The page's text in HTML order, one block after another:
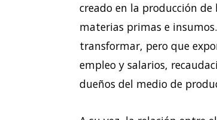
creado en la producción
materias primas e
transformar, pero que
empleo y salarios,
dueños del medio de